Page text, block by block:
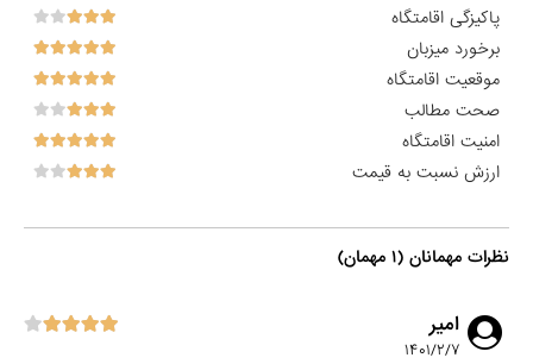
پاکیزگی اقامتگاه
برخورد میزبان
موقعیت اقامتگاه
صحت مطالب
امنیت اقامتگاه
ارزش نسبت به قیمت
نظرات مهمانان (۱ مهمان)
امير
۱۴۰۱/۲/۷